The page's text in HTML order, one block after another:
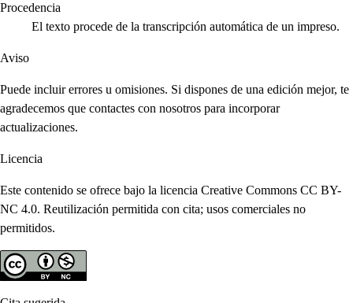
Procedencia
El texto procede de la transcripción automática de un impreso.
Aviso
Puede incluir errores u omisiones. Si dispones de una edición mejor, te
agradecemos que contactes con nosotros para incorporar
actualizaciones.
Licencia
Este contenido se ofrece bajo la licencia Creative Commons CC BY-
NC 4.0. Reutilización permitida con cita; usos comerciales no
permitidos.